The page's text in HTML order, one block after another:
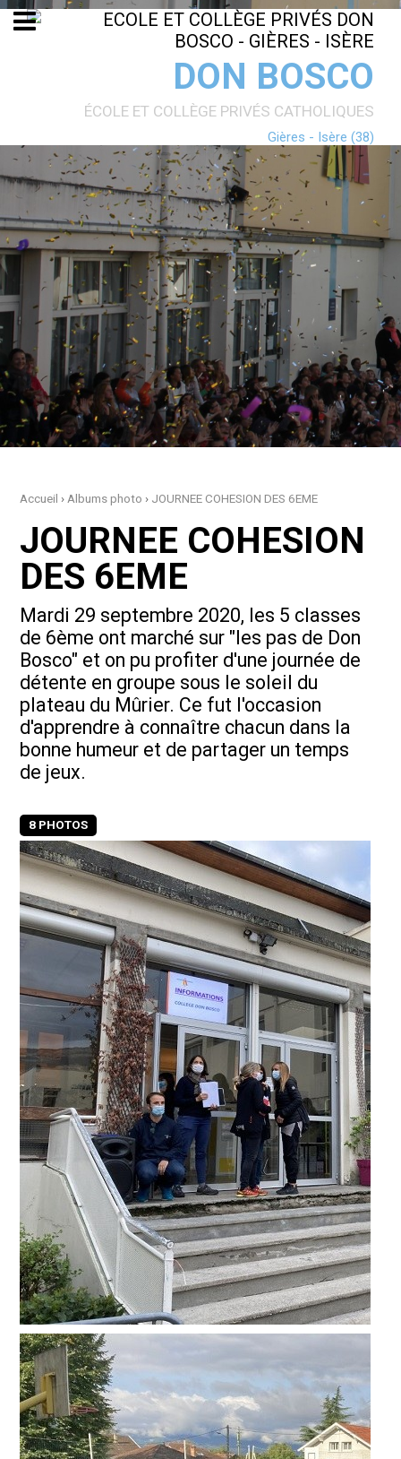
DON BOSCO
ÉCOLE ET COLLÈGE PRIVÉS CATHOLIQUES
Gières - Isère (38)
Accueil › Albums photo › JOURNEE COHESION DES 6EME
JOURNEE COHESION
DES 6EME
Mardi 29 septembre 2020, les 5 classes
de 6ème ont marché sur "les pas de Don
Bosco" et on pu profiter d'une journée de
détente en groupe sous le soleil du
plateau du Mûrier. Ce fut l'occasion
d'apprendre à connaître chacun dans la
bonne humeur et de partager un temps
de jeux.
8 PHOTOS